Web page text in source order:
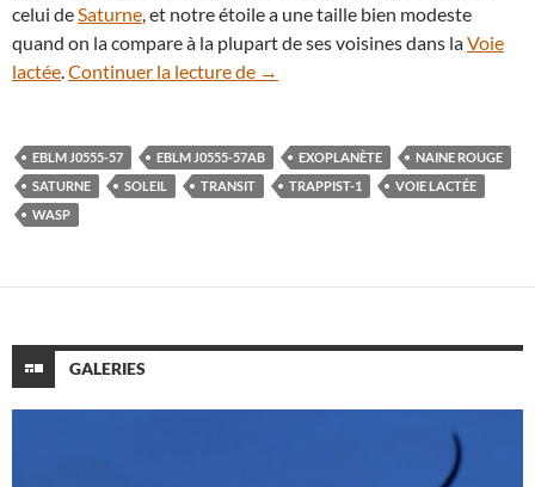
celui deSaturne, et notre étoile a une taille bien modeste
quand on la compare à la plupart de ses voisines dans laVoie
lactée.Continuer la lecture de EBLM J0555-57Ab, une étoile
→
EBLM J0555-57 EBLM J0555-57AB EXOPLANÈTE
NAINE ROUGE
SATURNE
SOLEIL TRANSIT TRAPPIST-1
VOIE LACTÉE
WASP
GALERIES